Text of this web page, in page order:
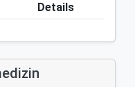
Details